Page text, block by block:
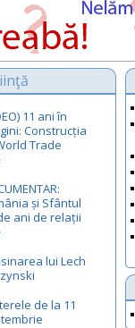
11 ani în
Construcția
Trade
și Sfântul
ani de relații
lui Lech
de la 11